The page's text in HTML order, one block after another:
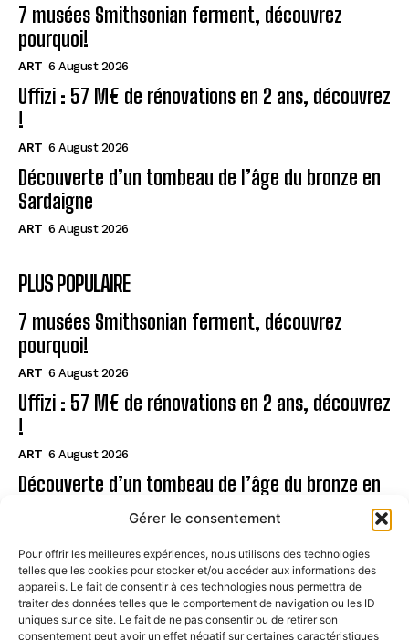
Gérer le consentement
Pour offrir les meilleures expériences, nous utilisons des technologies
telles que les cookies pour stocker et/ou accéder aux informations des
appareils. Le fait de consentir à ces technologies nous permettra de
traiter des données telles que le comportement de navigation ou les ID
uniques sur ce site. Le fait de ne pas consentir ou de retirer son
consentement peut avoir un effet négatif sur certaines caractéristiques
7 musées Smithsonian ferment, découvrez
pourquoi!
ART 6 August 2026
Uffizi : 57 M€ de rénovations en 2 ans, découvrez
!
ART 6 August 2026
Découverte d’un tombeau de l’âge du bronze en
Sardaigne
ART 6 August 2026
PLUS POPULAIRE
7 musées Smithsonian ferment, découvrez
pourquoi!
ART 6 August 2026
Uffizi : 57 M€ de rénovations en 2 ans, découvrez
!
ART 6 August 2026
Découverte d’un tombeau de l’âge du bronze en
Page
CONTACT